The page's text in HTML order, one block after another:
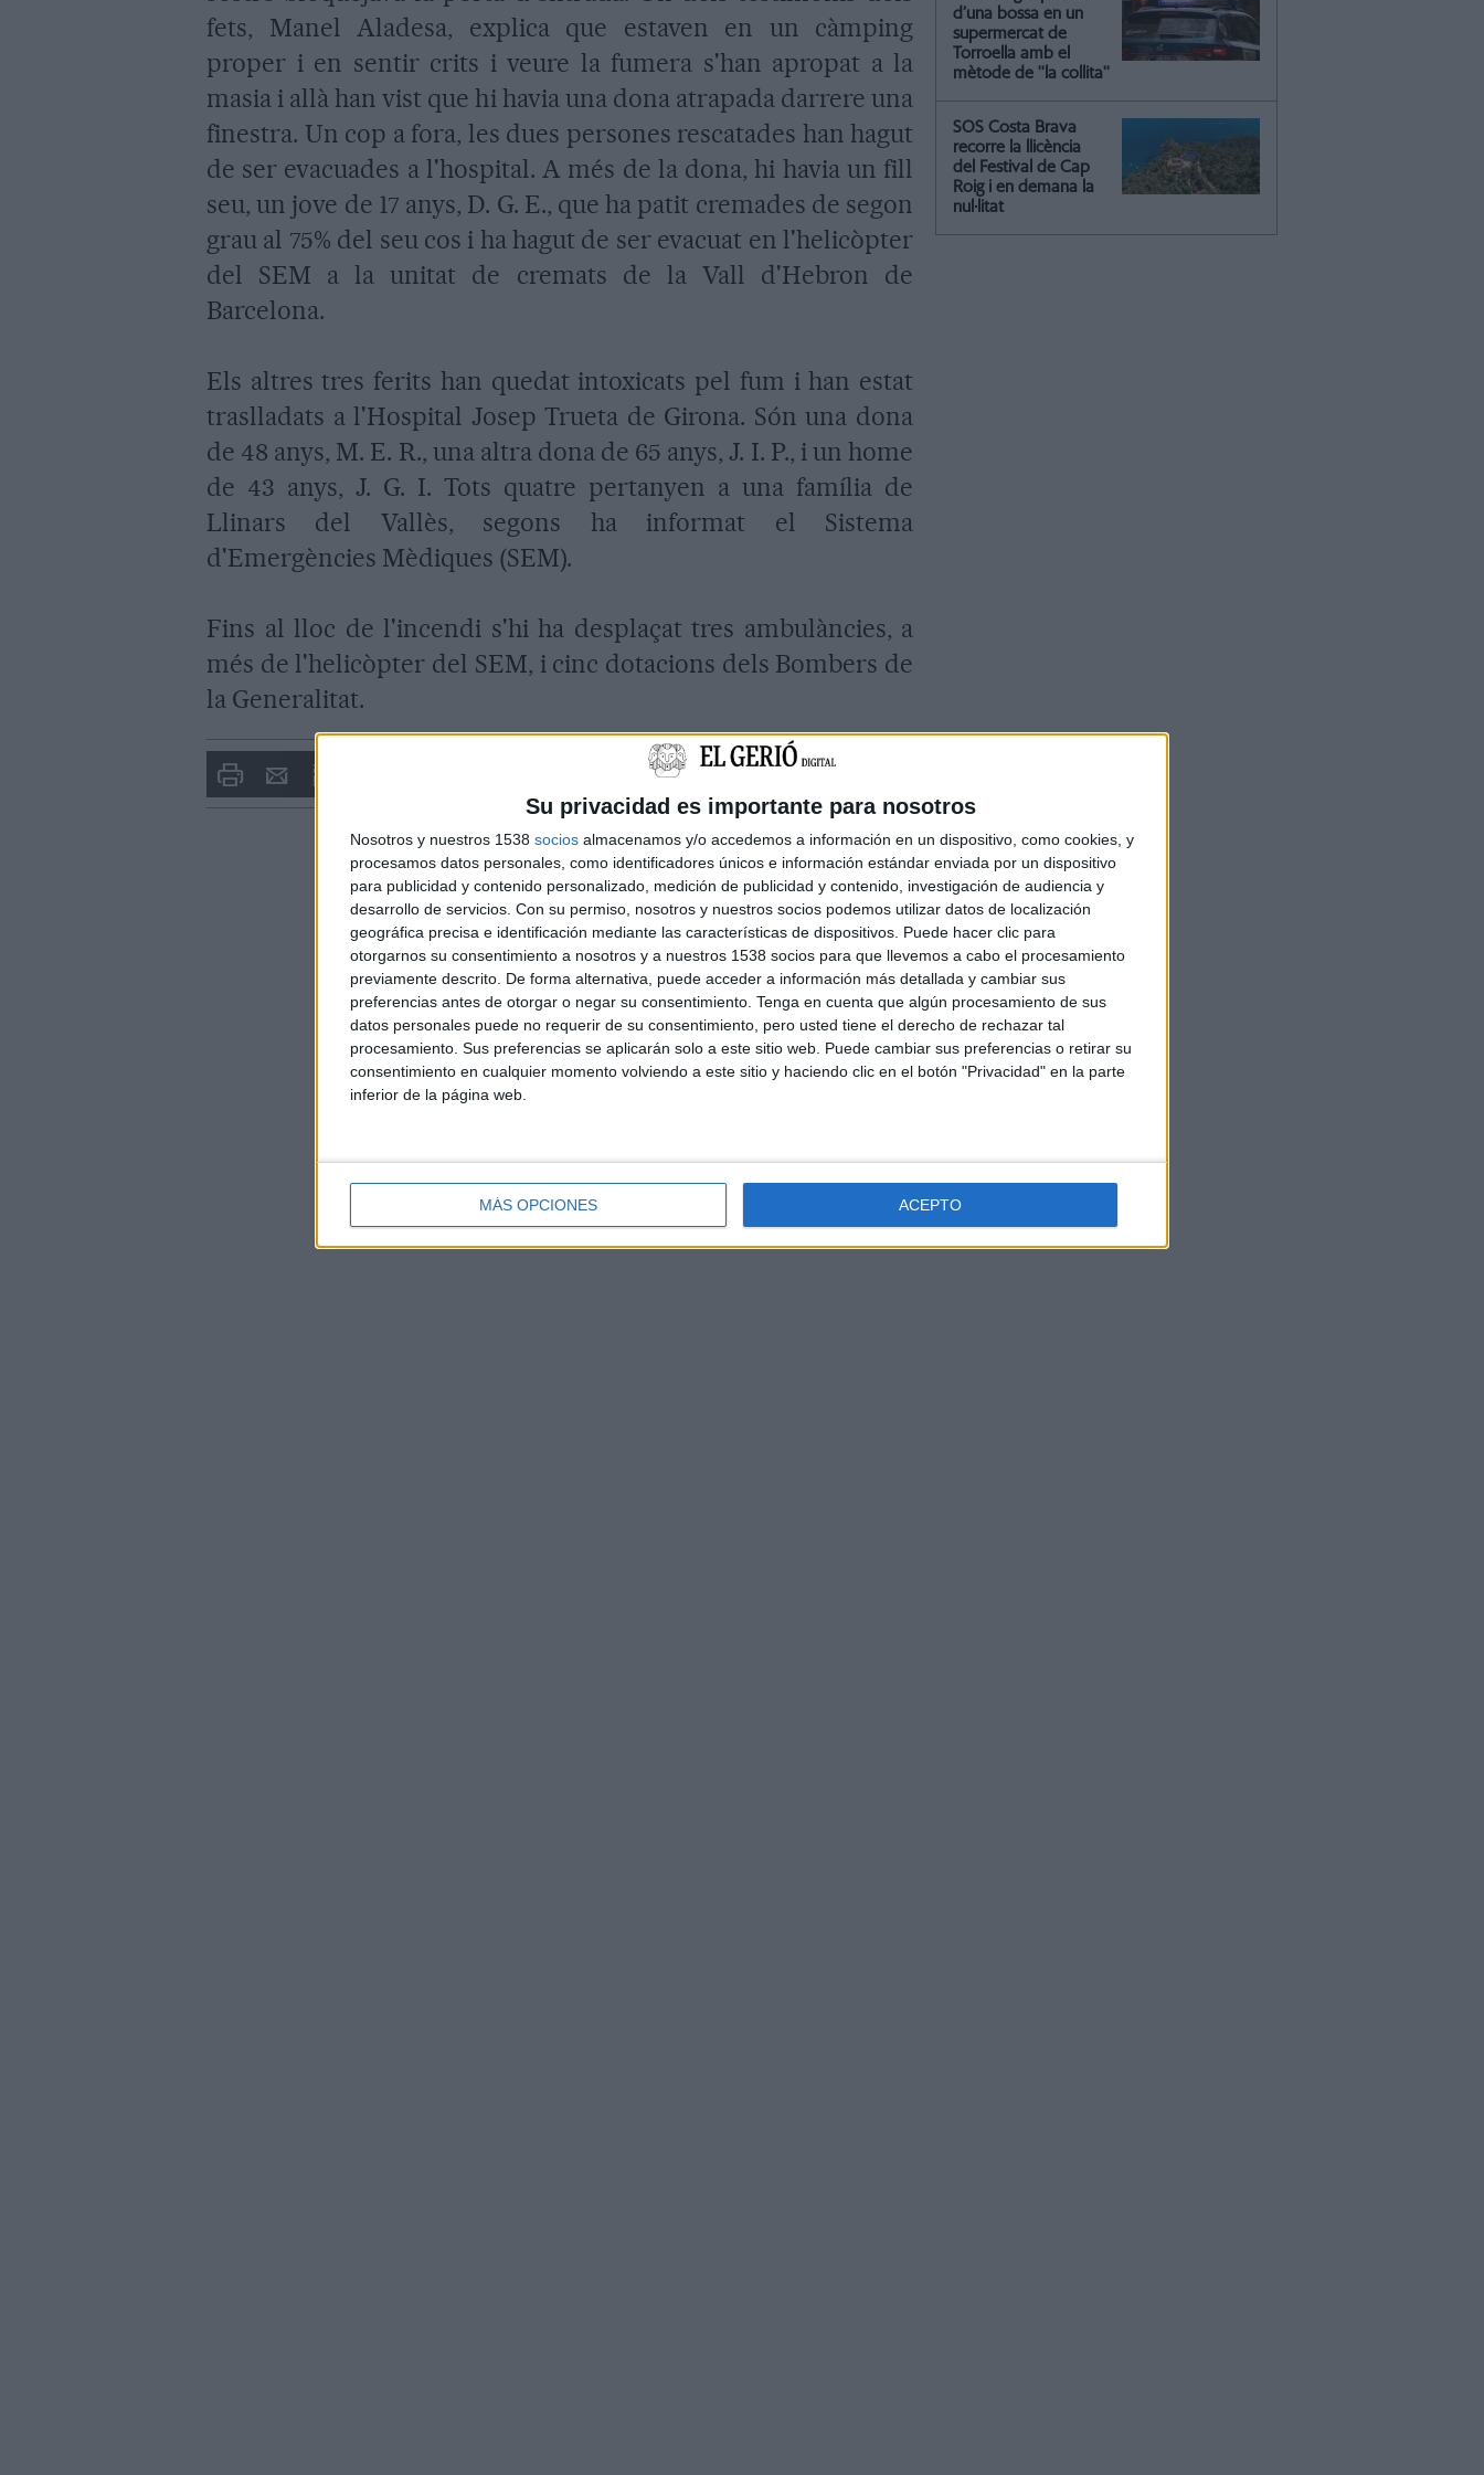
Su privacidad es importante para nosotros
Nosotros y nuestros 1538 socios almacenamos y/o accedemos a información en un dispositivo, como cookies, y
procesamos datos personales, como identificadores únicos e información estándar enviada por un dispositivo
para publicidad y contenido personalizado, medición de publicidad y contenido, investigación de audiencia y
desarrollo de servicios. Con su permiso, nosotros y nuestros socios podemos utilizar datos de localización
geográfica precisa e identificación mediante las características de dispositivos. Puede hacer clic para
otorgarnos su consentimiento a nosotros y a nuestros 1538 socios para que llevemos a cabo el procesamiento
previamente descrito. De forma alternativa, puede acceder a información más detallada y cambiar sus
preferencias antes de otorgar o negar su consentimiento. Tenga en cuenta que algún procesamiento de sus
datos personales puede no requerir de su consentimiento, pero usted tiene el derecho de rechazar tal
procesamiento. Sus preferencias se aplicarán solo a este sitio web. Puede cambiar sus preferencias o retirar su
consentimiento en cualquier momento volviendo a este sitio y haciendo clic en el botón "Privacidad" en la parte
inferior de la página web.
MÁS OPCIONES ACEPTO
fets, Manel Aladesa, explica que estaven en un càmping
proper i en sentir crits i veure la fumera s'han apropat a la
masia i allà han vist que hi havia una dona atrapada darrere una
finestra. Un cop a fora, les dues persones rescatades han hagut
de ser evacuades a l'hospital. A més de la dona, hi havia un fill
seu, un jove de 17 anys, D. G. E., que ha patit cremades de segon
grau al 75% del seu cos i ha hagut de ser evacuat en l'helicòpter
del SEM a la unitat de cremats de la Vall d'Hebron de
Barcelona.
Els altres tres ferits han quedat intoxicats pel fum i han estat
traslladats a l'Hospital Josep Trueta de Girona. Són una dona
de 48 anys, M. E. R., una altra dona de 65 anys, J. I. P., i un home
de 43 anys, J. G. I. Tots quatre pertanyen a una família de
Llinars del Vallès, segons ha informat el Sistema
d'Emergències Mèdiques (SEM).
Fins al lloc de l'incendi s'hi ha desplaçat tres ambulàncies, a
més de l'helicòpter del SEM, i cinc dotacions dels Bombers de
la Generalitat.
Envia
un
d’una bossa en un
supermercat de
Torroella amb el
mètode de ''la collita''
SOS Costa Brava
recorre la llicència
del Festival de Cap
Roig i en demana la
nul·litat